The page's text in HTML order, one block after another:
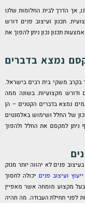
אך הדרך לבית החלומות שלנו
תכנון ועיצוב פנים דורש
תכנון נכון ניתן להפוך את
נמצא בדברים
בקרב משקי בית רבים בישראל.
ודורש מקצועיות. בשונה ממה
נמצא בדברים הקטנים – הן
נכון של החלל ושימוש באלמנטים
ניתן למקסם את החלל ולהפוך
פנים לא יהווה יותר מנזק
ייעוץ ועיצוב פנים יכולה לחסוך
מקצוע מומחה אשר מאפיין
לפני תחילת העבודה. מה תהיה